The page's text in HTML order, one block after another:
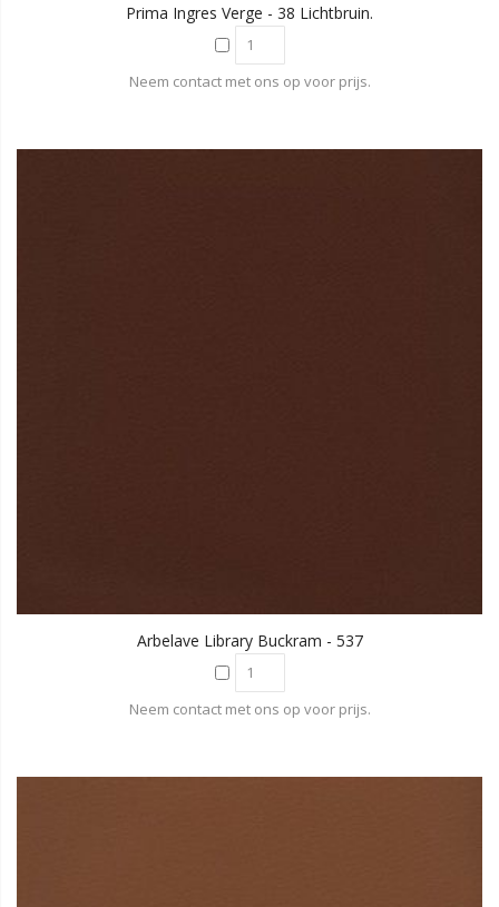
Prima Ingres Verge - 38 Lichtbruin.
Neem contact met ons op voor prijs.
Arbelave Library Buckram - 537
Neem contact met ons op voor prijs.